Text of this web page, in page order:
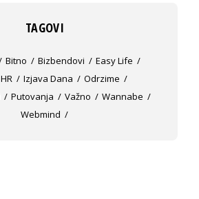
TAGOVI
Bitno Bizbendovi
Easy Life
HR Izjava Dana
Odrzime
Putovanja Važno
Wannabe
Webmind